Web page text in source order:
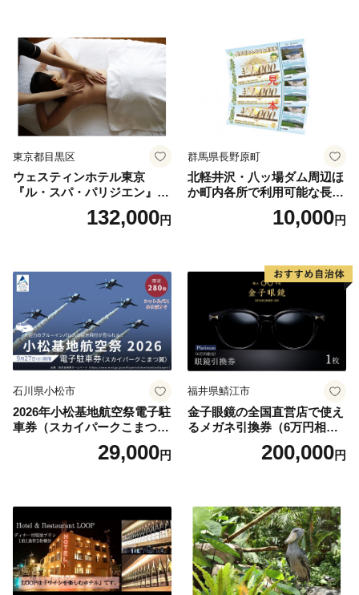
東京都目黒区
ウェスティンホテル東京
『ル・スパ・パリジエン』選
べるボディセラピー90分/1名
132,000円
群馬県長野原町
北軽井沢・八ッ場ダム周辺ほ
か町内各所で利用可能な長野
原町ふるさと感謝券（3,000
円分）【トラベル 観光 旅行
10,000円
石川県小松市
2026年小松基地航空祭電子駐
車券（スカイパークこまつ
翼） 駐車場 シャトルバスの
りばすぐ 石川県 小松市
29,000円
福井県鯖江市
金子眼鏡の全国直営店で使え
るメガネ引換券（6万円相
当） Platinum200,000円